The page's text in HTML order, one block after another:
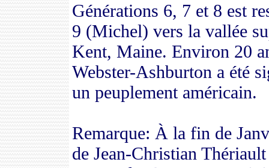
Générations 6, 7 et 8 est
9 (Michel) vers la vallée
Kent, Maine. Environ 20
Webster-Ashburton a été
un peuplement américain.
Remarque: À la fin de
de Jean-Christian